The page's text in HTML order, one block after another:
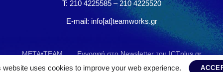
Τ: 210 4225585 – 210 4225520
E-mail: info[at]teamworks.gr
META•TEAM Εγγραφή στο Newsletter του ICTplus.gr
website uses cookies to improve your web experience.